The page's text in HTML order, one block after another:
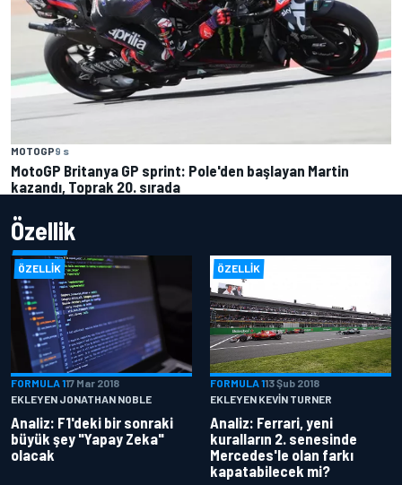
MOTOGP9 s
MotoGP Britanya GP sprint: Pole'den başlayan Martin
kazandı, Toprak 20. sırada
Özellik
ÖZELLIK
FORMULA 117 Mar 2018
EKLEYEN JONATHAN NOBLE
Analiz: F1'deki bir sonraki
büyük şey "Yapay Zeka"
olacak
ÖZELLIK
FORMULA 113 Şub 2018
EKLEYEN KEVIN TURNER
Analiz: Ferrari, yeni
kuralların 2. senesinde
Mercedes'le olan farkı
kapatabilecek mi?